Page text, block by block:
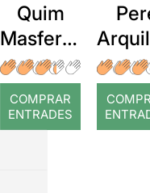
Quim
Masferre
r: Temps
COMPRAR
ENTRADES
: